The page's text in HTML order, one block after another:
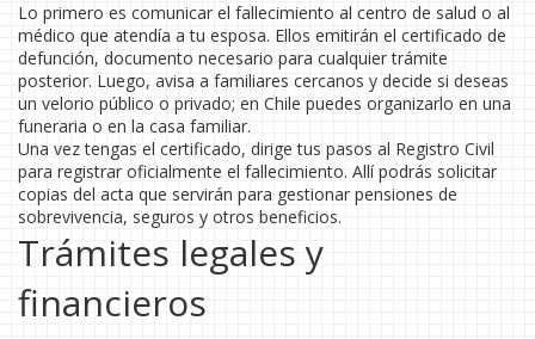
Lo primero es comunicar el fallecimiento al centro de salud o al
médico que atendía a tu esposa. Ellos emitirán el certificado de
defunción, documento necesario para cualquier trámite
posterior. Luego, avisa a familiares cercanos y decide si deseas
un velorio público o privado; en Chile puedes organizarlo en una
funeraria o en la casa familiar.
Una vez tengas el certificado, dirige tus pasos al Registro Civil
para registrar oficialmente el fallecimiento. Allí podrás solicitar
copias del acta que servirán para gestionar pensiones de
sobrevivencia, seguros y otros beneficios.
Trámites legales y
financieros